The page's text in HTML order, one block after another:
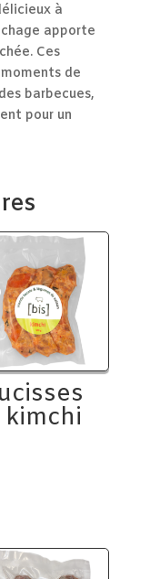
à
apporte
Ces
de
barbecues,
pour un
kimchi